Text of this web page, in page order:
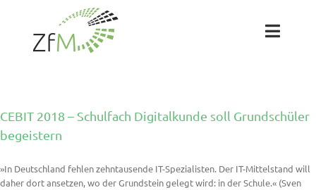
springen
Toggle
Team
Projekte
CEBIT 2018 – Schulfach Digitalkunde soll Grundschüler
begeistern
»In Deutschland fehlen zehntausende IT-Spezialisten. Der IT-Mittelstand will
daher dort ansetzen, wo der Grundstein gelegt wird: in der Schule.« (Sven